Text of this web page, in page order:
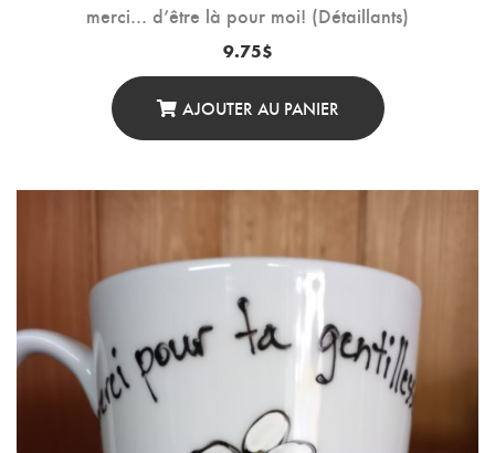
merci… d’être là pour moi! (Détaillants)
9.75$
AJOUTER AU PANIER